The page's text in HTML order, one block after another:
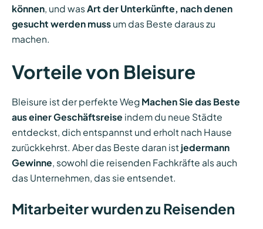
können, und was Art der Unterkünfte, nach denen
gesucht werden mussum das Beste daraus zu
machen.
Vorteile von Bleisure
Bleisure ist der perfekte Weg Machen Sie das Beste
aus einer Geschäftsreise indem du neue Städte
entdeckst, dich entspannst und erholt nach Hause
zurückkehrst. Aber das Beste daran ist jedermann
Gewinne , sowohl die reisenden Fachkräfte als auch
das Unternehmen, das sie entsendet.
Mitarbeiter wurden zu Reisenden